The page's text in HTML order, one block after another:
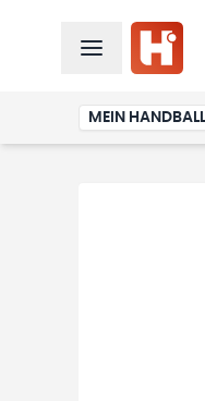
MEIN HANDBALL